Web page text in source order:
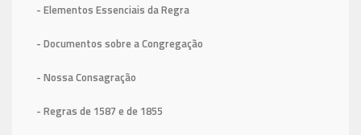
- Elementos Essenciais da Regra
- Documentos sobre a Congregação
- Nossa Consagração
- Regras de 1587 e de 1855